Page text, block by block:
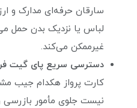
سارقان حرفه‌ای مدارک و
لباس یا نزدیک بدن حمل
غیرممکن می‌کند.
دسترسی سریع پای گیت
کارت پرواز هکدام جیب
نیست جلوی مأمور بازرسی